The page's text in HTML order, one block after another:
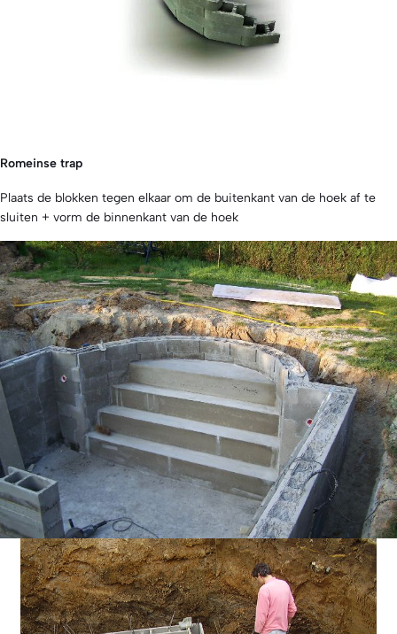
Romeinse trap
Plaats de blokken tegen elkaar om de buitenkant van de hoek af te
sluiten + vorm de binnenkant van de hoek